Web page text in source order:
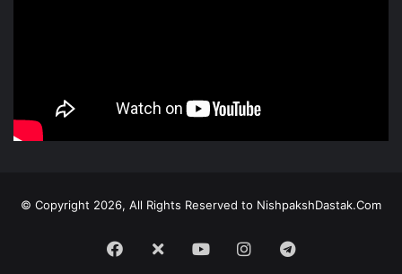
© Copyright 2026, All Rights Reserved to NishpakshDastak.Com
Facebook
X YoutubeInstagramTelegram